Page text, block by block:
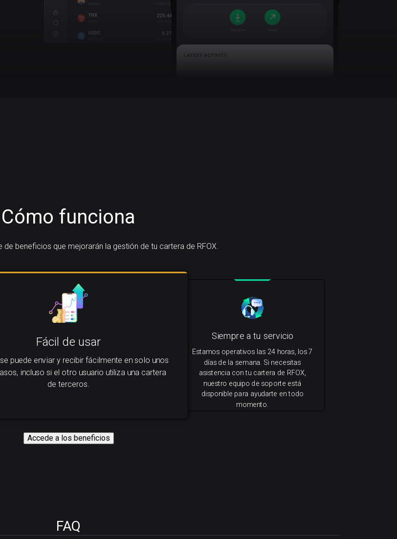
Cómo funciona
de beneficios que mejorarán la gestión de tu cartera de RFOX.
Fácil de usar
se puede enviar y recibir fácilmente en solo unos
incluso si el otro usuario utiliza una cartera
de terceros.
Siempre a tu servicio
Estamos operativos las 24 horas, los 7
días de la semana. Si necesitas
asistencia con tu cartera de RFOX,
nuestro equipo de soporte está
disponible para ayudarte en todo
momento.
Accede a los beneficios
FAQ